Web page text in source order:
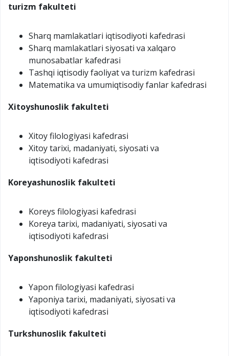
turizm fakulteti
Sharq mamlakatlari iqtisodiyoti kafedrasi
Sharq mamlakatlari siyosati va xalqaro
munosabatlar kafedrasi
Tashqi iqtisodiy faoliyat va turizm kafedrasi
Matematika va umumiqtisodiy fanlar kafedrasi
Xitoyshunoslik fakulteti
Xitoy filologiyasi kafedrasi
Xitoy tarixi, madaniyati, siyosati va
iqtisodiyoti kafedrasi
Koreyashunoslik fakulteti
Koreys filologiyasi kafedrasi
Koreya tarixi, madaniyati, siyosati va
iqtisodiyoti kafedrasi
Yaponshunoslik fakulteti
Yapon filologiyasi kafedrasi
Yaponiya tarixi, madaniyati, siyosati va
iqtisodiyoti kafedrasi
Turkshunoslik fakulteti